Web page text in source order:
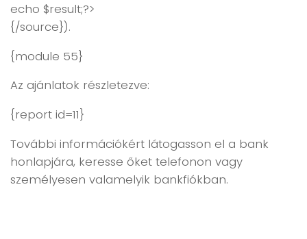
echo $result;?>
{/source}).
{module 55}
Az ajánlatok részletezve:
{report id=11}
További információkért látogasson el a bank
honlapjára, keresse őket telefonon vagy
személyesen valamelyik bankfiókban.